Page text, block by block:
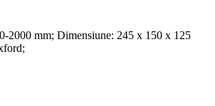
2000 mm; Dimensiune: 245 x 150 x 125